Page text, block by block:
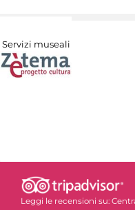
Servizi museali
Leggi le recensioni su: